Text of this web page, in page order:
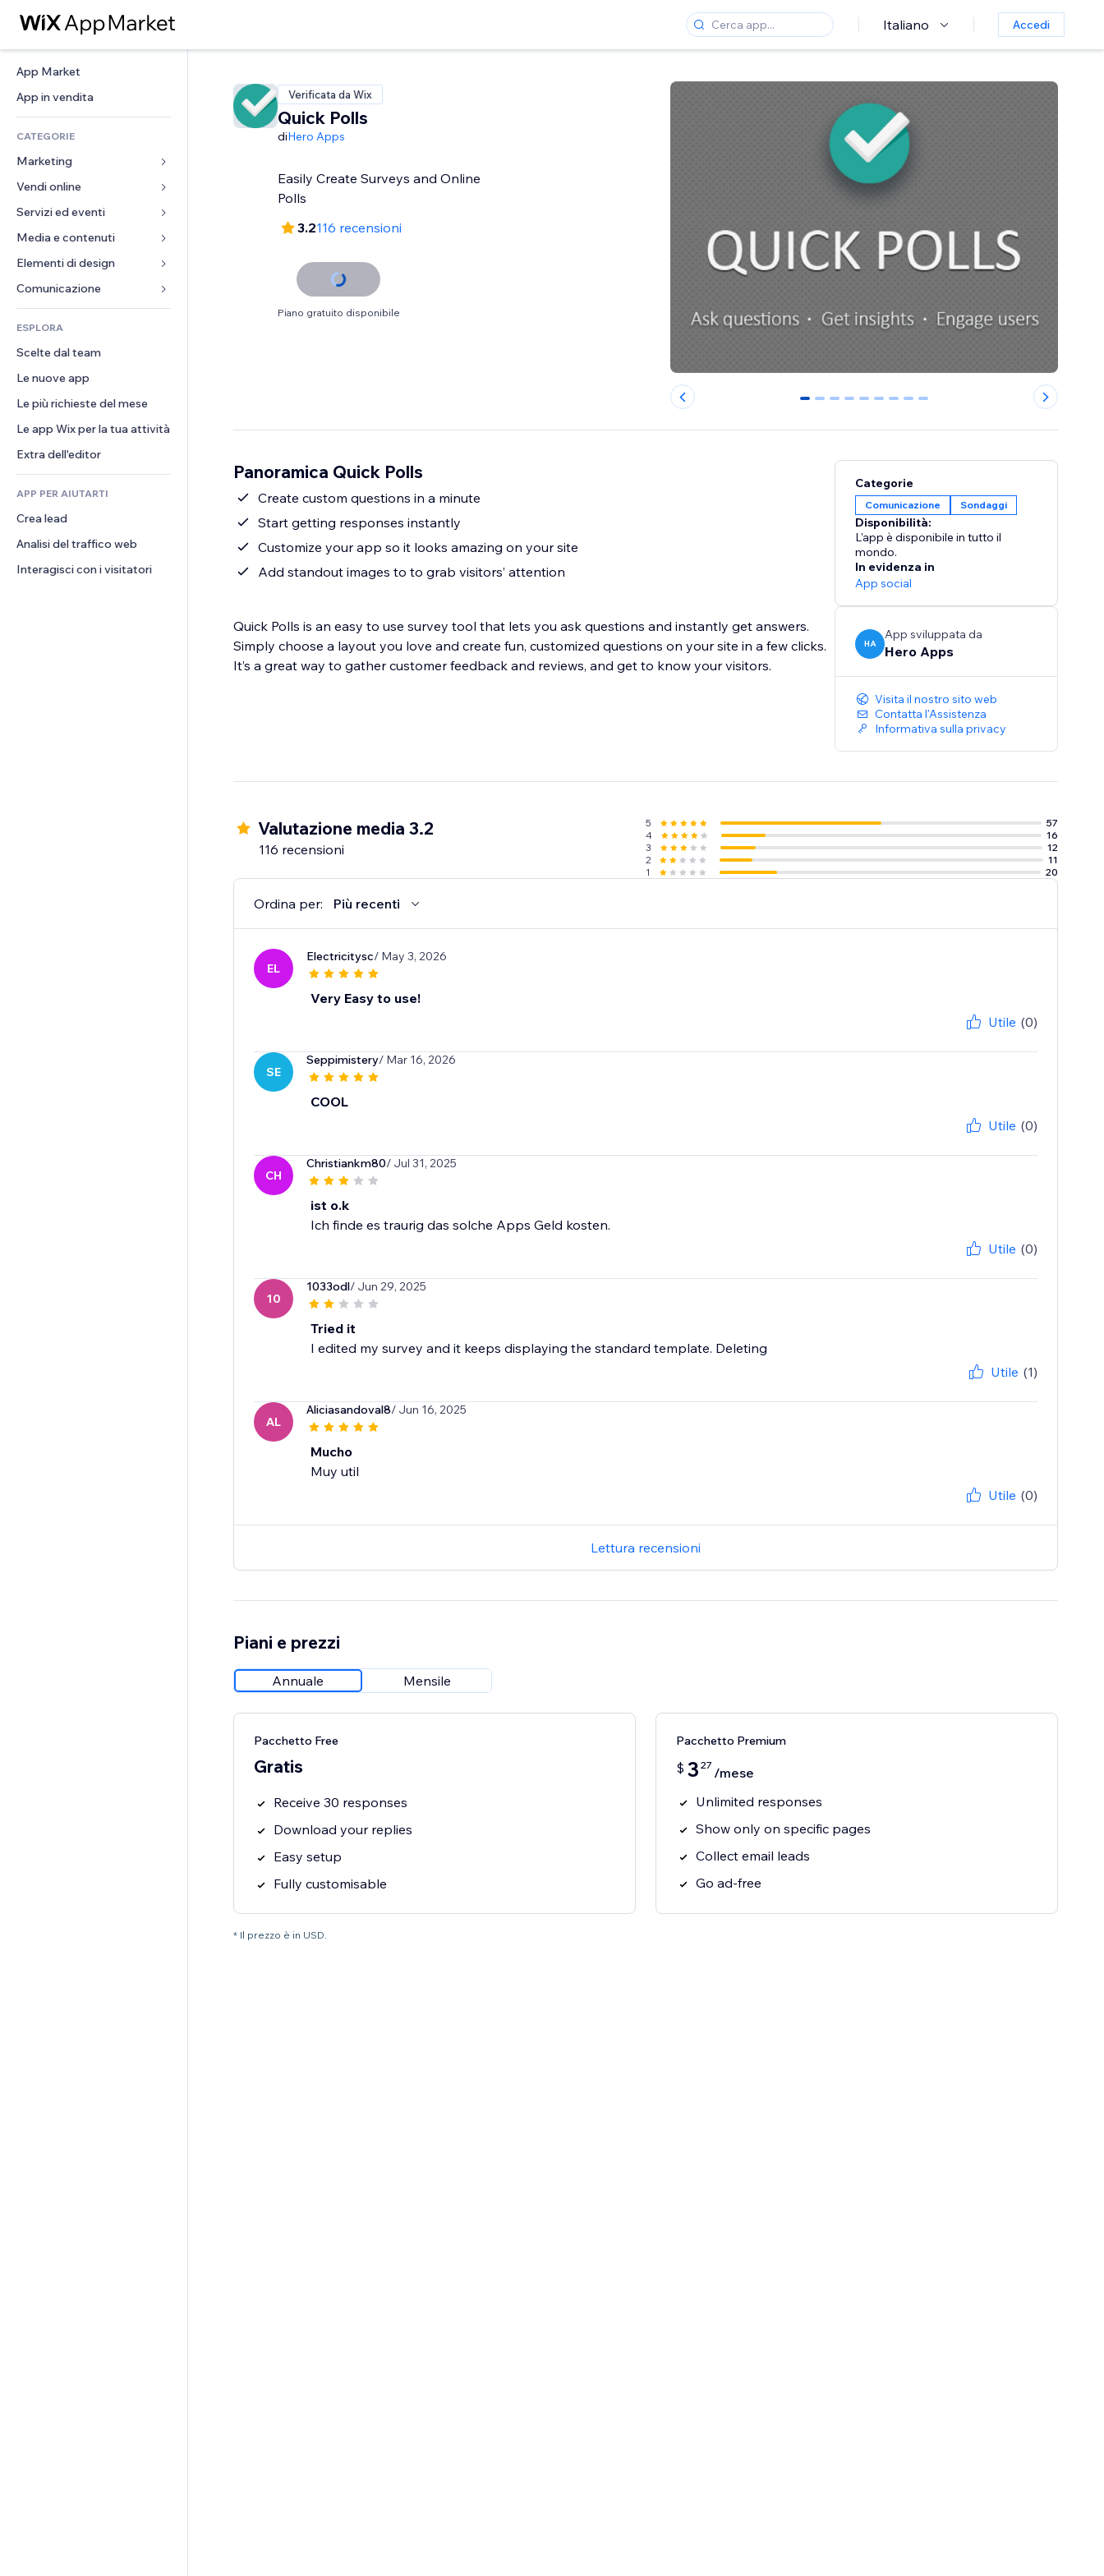
Italiano Accedi
App Market
App in vendita
CATEGORIE
Marketing
Inserzioni
Mobile
Dati analitici
Inserzioni sito
Email
Vendi online
App per Stores
Spedizione e consegna
Tasti Vendi
Amministrazione
Buoni e programmi fedeltà
Servizi ed eventi
Hotel
Eventi
Ristoranti
Immobiliare
Prenotazioni
Media e contenuti
Galleria
Musica
Podcast
Fotografia
Video
PDF
Condivisione file
Elementi di design
Mappe e navigazione
Privacy e sicurezza
Orologio
Template per pagine
Effetti immagine
Tasti e menu
Banner e badge
Calcolatrici
Cerca
Meteo
Grafici e tabelle
Moduli
Sondaggi
Chat
Commenti
Telefono
Community
Recensioni e testimonial
CRM
ESPLORA
Scelte dal team
Le nuove app
Le più richieste del mese
Le app Wix per la tua attività
Extra dell'editor
APP PER AIUTARTI
Crea lead
Analisi del traffico web
Interagisci con i visitatori
Verificata da Wix
Quick Polls
diHero Apps
Easily Create Surveys and Online
Polls
3.2116 recensioni
Piano gratuito disponibile
0 1 2 3 4 5 6 7 8
Panoramica Quick Polls
Create custom questions in a minute
Start getting responses instantly
Customize your app so it looks amazing on your site
Add standout images to to grab visitors’ attention
Quick Polls is an easy to use survey tool that lets you ask questions and instantly get answers.
Simply choose a layout you love and create fun, customized questions on your site in a few clicks.
It’s a great way to gather customer feedback and reviews, and get to know your visitors.
Categorie
Comunicazione Sondaggi
Disponibilità:
L'app è disponibile in tutto il
mondo.
In evidenza in
App social
HA
App sviluppata da
Hero Apps
Visita il nostro sito web
Contatta l'Assistenza
Informativa sulla privacy
Valutazione media 3.2
116 recensioni
5
57
4
16
3
12
2
11
1
20
Ordina per: Più recenti
EL
Electricitysc/ May 3, 2026
Very Easy to use!
Utile (0)
SE
Seppimistery/ Mar 16, 2026
COOL
Utile (0)
CH
Christiankm80/ Jul 31, 2025
ist o.k
Ich finde es traurig das solche Apps Geld kosten.
Utile (0)
10
1033odl/ Jun 29, 2025
Tried it
I edited my survey and it keeps displaying the standard template. Deleting
Utile (1)
AL
Aliciasandoval8/ Jun 16, 2025
Mucho
Muy util
Utile (0)
Lettura recensioni
Piani e prezzi
Annuale Mensile
Pacchetto Free
Gratis
Receive 30 responses
Download your replies
Easy setup
Fully customisable
Pacchetto Premium
$ 3 27 /mese
Unlimited responses
Show only on specific pages
Collect email leads
Go ad-free
* Il prezzo è in USD.